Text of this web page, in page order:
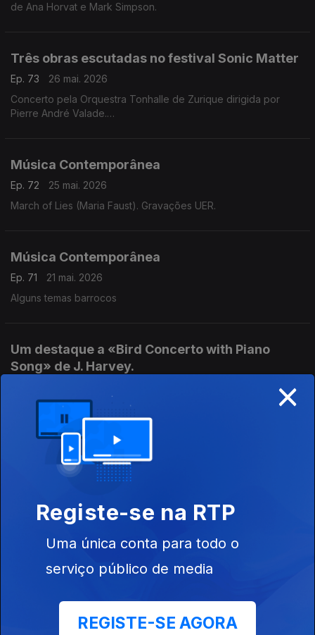
de Ana Horvat e Mark Simpson.
Três obras escutadas no festival Sonic Matter
Ep. 73
26 mai. 2026
Concerto pela Orquestra Tonhalle de Zurique dirigida por
Pierre André Valade.
Música Contemporânea
Ep. 72
25 mai. 2026
March of Lies (Maria Faust). Gravações UER.
Música Contemporânea
Ep. 71
21 mai. 2026
Alguns temas barrocos
Um destaque a «Bird Concerto with Piano
Song» de J. Harvey.
Pássaros e mais pássaros e um cervo.
Música Contemporânea
15 mai. 2026
Obras de Mette Nielsen, Arash Yazdani e
14 mai. 2026
Música de compositores portugueses
×
Registe-se na RTP
Uma única conta para todo o
serviço público de media
REGISTE-SE AGORA